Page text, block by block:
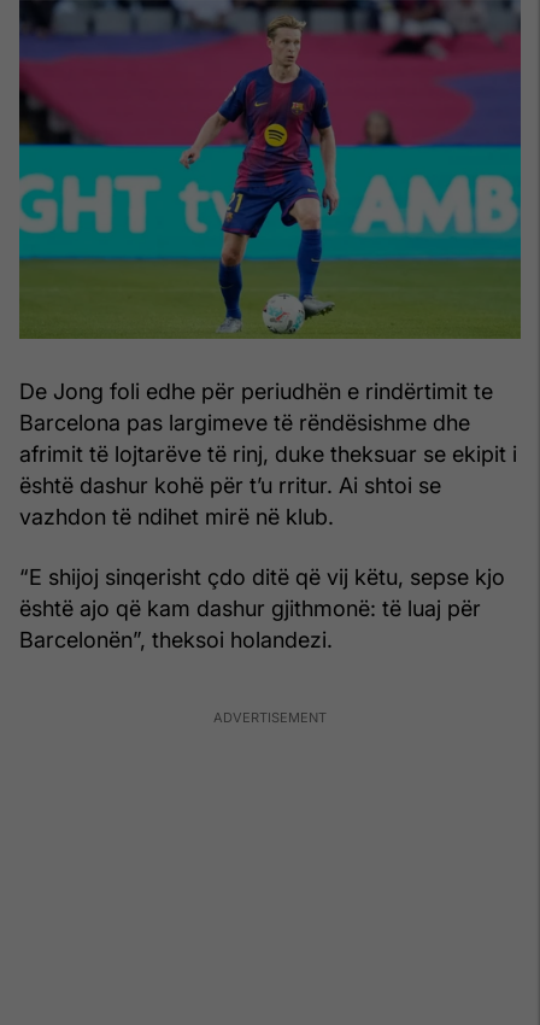
De Jong foli edhe për periudhën e rindërtimit te
Barcelona pas largimeve të rëndësishme dhe
afrimit të lojtarëve të rinj, duke theksuar se ekipit i
është dashur kohë për t’u rritur. Ai shtoi se
vazhdon të ndihet mirë në klub.
“E shijoj sinqerisht çdo ditë që vij këtu, sepse kjo
është ajo që kam dashur gjithmonë: të luaj për
Barcelonën”, theksoi holandezi.